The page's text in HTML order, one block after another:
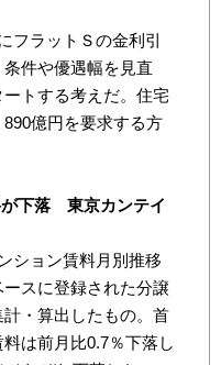
フラットＳの金利引
件や優遇幅を見直
トする考えだ。住宅
億円を要求する方
下落 東京カンテイ
ション賃料月別推移
スに登録された分譲
・算出したもの。首
は前月比0.7％下落し